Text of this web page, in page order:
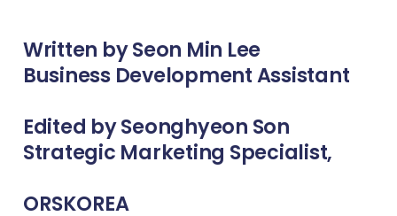
Written by Seon Min Lee
Business Development Assistant
Edited by Seonghyeon Son
Strategic Marketing Specialist,
ORSKOREA